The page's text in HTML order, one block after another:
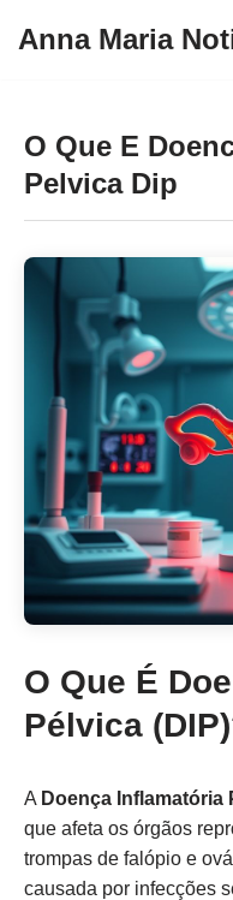
conteúdo
Anna Maria
O Que E
Pelvica Dip
O Que É
Pélvica
A Doença Inflamatória
que afeta os órgãos
trompas de falópio e
causada por infecções